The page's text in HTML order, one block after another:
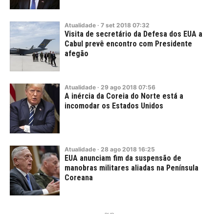
Atualidade · 7 set 2018 07:32
Visita de secretário da Defesa dos EUA a
Cabul prevê encontro com Presidente
afegão
Atualidade · 29 ago 2018 07:56
A inércia da Coreia do Norte está a
incomodar os Estados Unidos
Atualidade · 28 ago 2018 16:25
EUA anunciam fim da suspensão de
manobras militares aliadas na Península
Coreana